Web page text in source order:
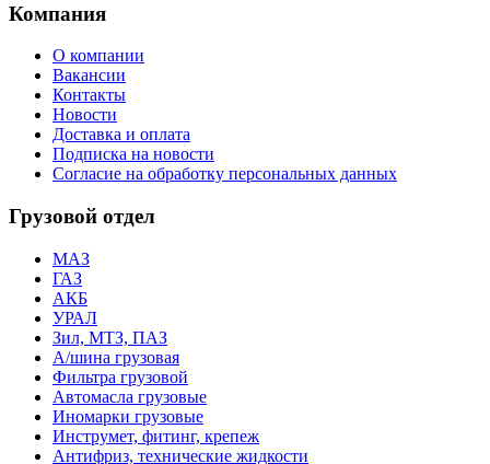
Компания
О компании
Вакансии
Контакты
Новости
Доставка и оплата
Подписка на новости
Согласие на обработку персональных данных
Грузовой отдел
МАЗ
ГАЗ
АКБ
УРАЛ
Зил, МТЗ, ПАЗ
А/шина грузовая
Фильтра грузовой
Автомасла грузовые
Иномарки грузовые
Инструмет, фитинг, крепеж
Антифриз, технические жидкости